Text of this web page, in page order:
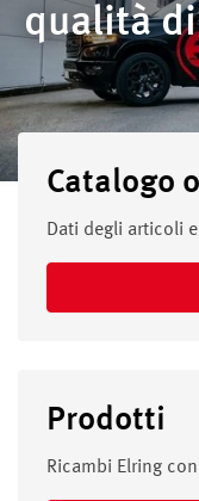
qualità
Catalogo
Dati degli articoli
Prodotti
Ricambi Elring